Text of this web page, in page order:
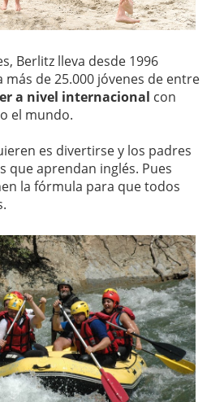
Berlitz lleva desde 1996
más de 25.000 jóvenes de entre
a nivel internacional con
el mundo.
es divertirse y los padres
que aprendan inglés. Pues
la fórmula para que todos